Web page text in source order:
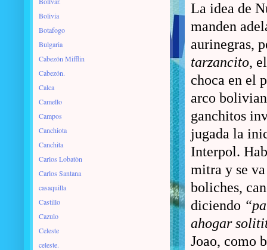
La idea de
manden
aurinegras,
tarzancito,
choca en el
arco
ganchitos
jugada la
Interpol.
mitra y se
boliches,
diciendo
ahogar
Joao, como
Bolivia
Botafogo
Bulgaria
Cabezón Mifflin
Cabezón.
Calca
Camello
Campos
Canchiota
Canchita
Carlos Lobatòn
Carlos Santana
casaquilla
Castillo
Cazulo
Celeste
celeste.